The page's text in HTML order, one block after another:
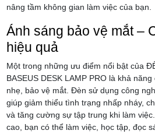
nâng tầm không gian làm việc của bạn.
Ánh sáng bảo vệ mắt –
hiệu quả
Một trong những ưu điểm nổi bật của
BASEUS DESK LAMP PRO là khả
nhẹ, bảo vệ mắt. Đèn sử dụng công
giúp giảm thiểu tình trạng nhấp nháy,
và tăng cường sự tập trung khi làm
cao, bạn có thể làm việc, học tập, đọc